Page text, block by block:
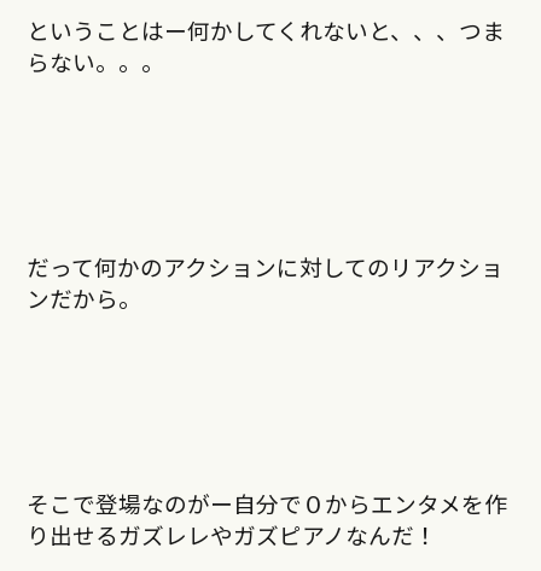
ということはー何かしてくれないと、、、つま
らない。。。
だって何かのアクションに対してのリアクショ
ンだから。
そこで登場なのがー自分で０からエンタメを作
り出せるガズレレやガズピアノなんだ！